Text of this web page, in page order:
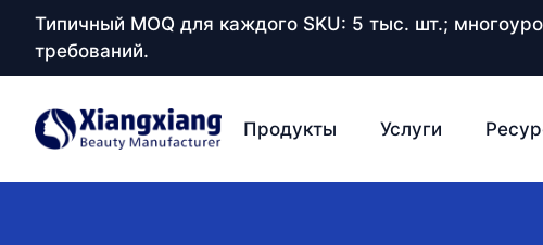
Типичный MOQ для каждого SKU: 5 тыс. шт.;
требований.
Продукты Услуги